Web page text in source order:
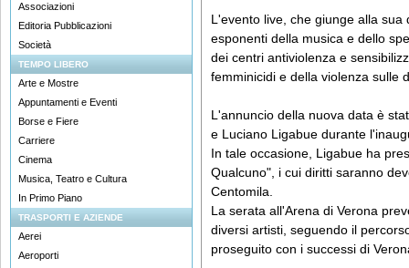
Associazioni
Editoria Pubblicazioni
Società
TEMPO LIBERO
Arte e Mostre
Appuntamenti e Eventi
Borse e Fiere
Carriere
Cinema
Musica, Teatro e Cultura
In Primo Piano
TRASPORTI E AZIENDE
Aerei
Aeroporti
L'evento live, che giunge alla
esponenti della musica e dello
dei centri antiviolenza e
femminicidi e della violenza sulle
L'annuncio della nuova data è
e Luciano Ligabue durante
In tale occasione, Ligabue ha
Qualcuno", i cui diritti saranno
Centomila.
La serata all'Arena di Verona
diversi artisti, seguendo il
proseguito con i successi di